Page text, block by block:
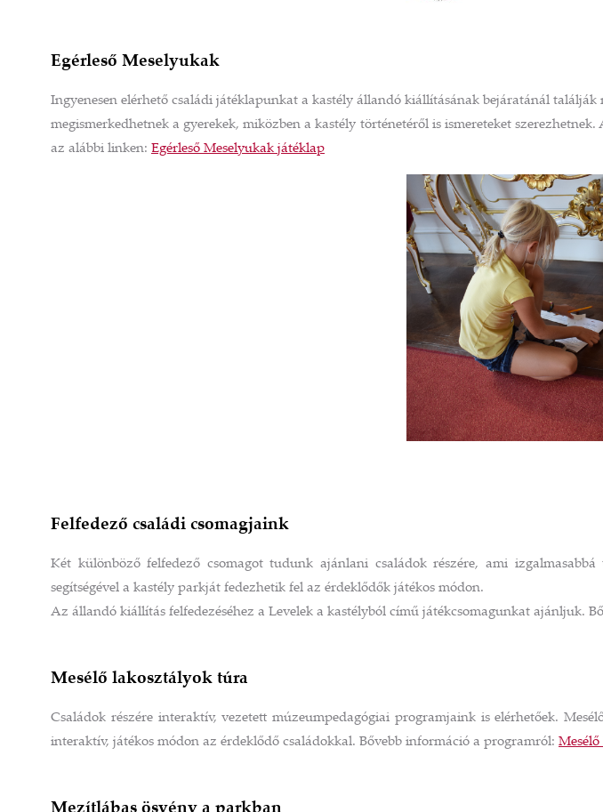
Egérleső Meselyukak
Ingyenesen elérhető családi játéklapunkat a kastély állandó kiállításának bejáratánál
megismerkedhetnek a gyerekek, miközben a kastély történetéről is ismereteket
az alábbi linken: Egérleső Meselyukak játéklap
Felfedező családi csomagjaink
Két különböző felfedező csomagot tudunk ajánlani családok részére, ami
segítségével a kastély parkját fedezhetik fel az érdeklődők játékos módon.
Az állandó kiállítás felfedezéséhez a Levelek a kastélyból című játékcsomagunkat ajánljuk.
Mesélő lakosztályok túra
Családok részére interaktív, vezetett múzeumpedagógiai programjaink is elérhetőek.
interaktív, játékos módon az érdeklődő családokkal. Bővebb információ a programról: